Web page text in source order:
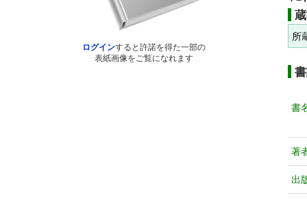
ログインすると許諾を得た一部の
表紙画像をご覧になれます
所
書
著
出